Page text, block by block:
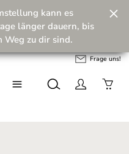
💪
kann es
länger dauern, bis
Weg zu dir sind.
Frage uns!